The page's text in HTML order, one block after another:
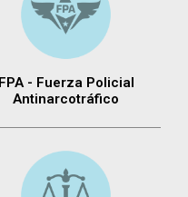
FPA - Fuerza Policial
Antinarcotráfico